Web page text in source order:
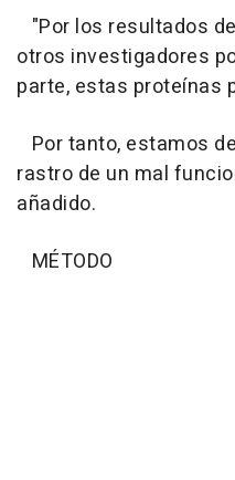
"Por los resultados
otros investigadores
parte, estas proteínas
Por tanto, estamos
rastro de un mal
añadido.
MÉTODO